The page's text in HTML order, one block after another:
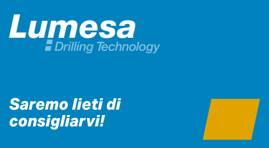
Saremo lieti di
consigliarvi!